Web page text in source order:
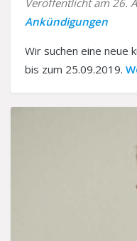
Träger
Kontakt
Veröffentlicht am 26.
Ankündigungen
Wir suchen eine neue
bis zum 25.09.2019.